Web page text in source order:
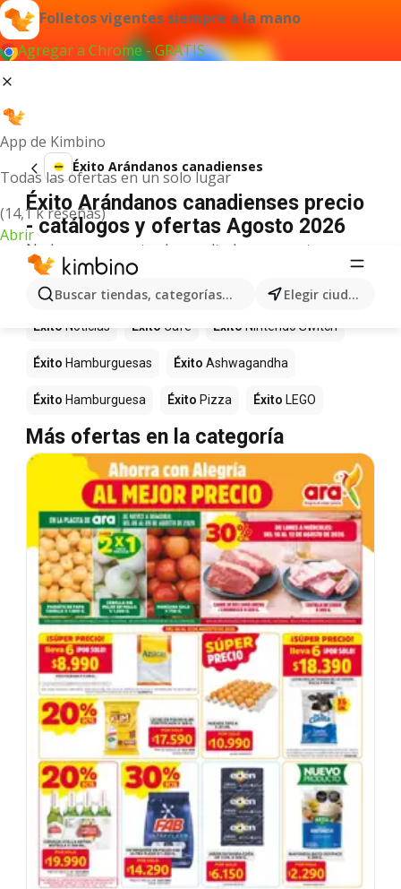
Folletos vigentes siempre a la mano
Agregar a Chrome - GRATIS
App de Kimbino
Todas las ofertas en un solo lugar
(14,1 k reseñas)
Abrir
Buscar tiendas, categorías, productos... Elegir ciudad
Éxito Arándanos canadienses
Éxito Arándanos canadienses precio
- catálogos y ofertas Agosto 2026
No hemos encontrado resultados para este
término.
Más productos en tiendas Éxito
Éxito Noticias Éxito Café Éxito Nintendo Switch
Éxito Hamburguesas Éxito Ashwagandha
Éxito Hamburguesa Éxito Pizza Éxito LEGO
Más ofertas en la categoría